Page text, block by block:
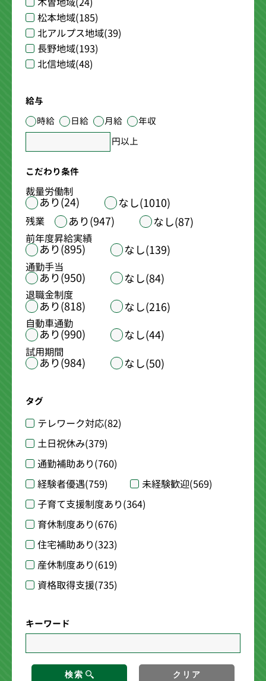
松本地域(185)
北アルプス地域(39)
長野地域(193)
北信地域(48)
給与
時給
日給 月給
年収
円以上
こだわり条件
裁量労働制
あり(24) なし(1010)
残業 あり(947) なし(87)
前年度昇給実績
あり(895) なし(139)
通勤手当
あり(950) なし(84)
退職金制度
あり(818) なし(216)
自動車通勤
あり(990) なし(44)
試用期間
あり(984) なし(50)
タグ
テレワーク対応(82)
土日祝休み(379)
通勤補助あり(760)
経験者優遇(759) 未経験歓迎(569)
子育て支援制度あり(364)
育休制度あり(676)
住宅補助あり(323)
産休制度あり(619)
資格取得支援(735)
キーワード
検索 クリア